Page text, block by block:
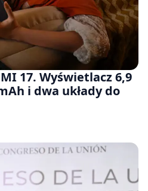
17. Wyświetlacz 6,9
i dwa układy do